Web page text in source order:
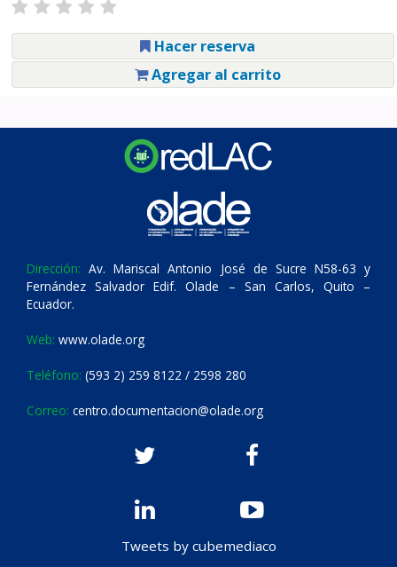
Hacer reserva
Agregar al carrito
Dirección: Av. Mariscal Antonio José de Sucre N58-63 y
Fernández Salvador Edif. Olade – San Carlos, Quito –
Ecuador.
Web: www.olade.org
Teléfono: (593 2) 259 8122 / 2598 280
Correo: centro.documentacion@olade.org
Tweets by cubemediaco